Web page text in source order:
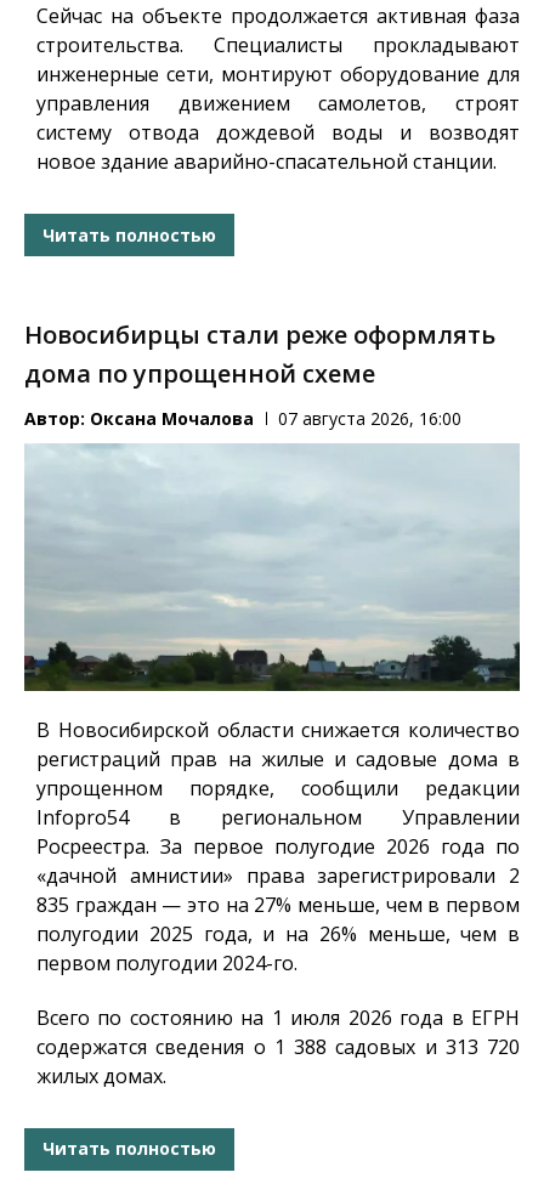
Сейчас на объекте продолжается активная фаза
строительства. Специалисты прокладывают
инженерные сети, монтируют оборудование для
управления движением самолетов, строят
систему отвода дождевой воды и возводят
новое здание аварийно-спасательной станции.
Читать полностью
Новосибирцы стали реже оформлять
дома по упрощенной схеме
Автор: Оксана Мочалова 07 августа 2026, 16:00
В Новосибирской области снижается количество
регистраций прав на жилые и садовые дома в
упрощенном порядке, сообщили редакции
Infopro54в региональном Управлении
Росреестра. За первое полугодие 2026 года по
«дачной амнистии» права зарегистрировали 2
835 граждан — это на 27% меньше, чем в первом
полугодии 2025 года, и на 26% меньше, чем в
первом полугодии 2024-го.
Всего по состоянию на 1 июля 2026 года в ЕГРН
содержатся сведения о 1 388 садовых и 313 720
жилых домах.
Читать полностью